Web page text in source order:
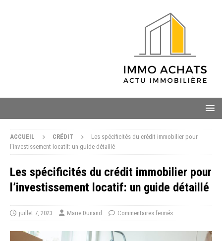
ACCUEIL CRÉDIT
Les spécificités du crédit immobilier pour
l’investissement locatif: un guide détaillé
Les spécificités du crédit immobilier pour
l’investissement locatif: un guide détaillé
juillet 7, 2023 Marie Dunand Commentaires fermés